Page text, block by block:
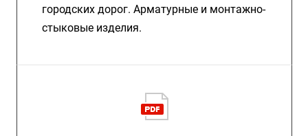
городских дорог. Арматурные и монтажно-
стыковые изделия.